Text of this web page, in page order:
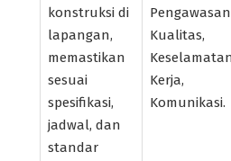
konstruksi di
lapangan,
memastikan
sesuai
spesifikasi,
jadwal, dan
standar
Pengawasan
Kualitas,
Kerja,
Komunikasi.